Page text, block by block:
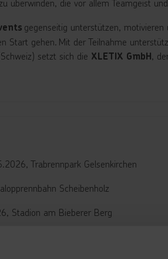
zu überwinden, die vor allem Teamgeist
gegenseitig unterstützen,
Start gehen. Mit der Teilnahme
setzt sich die XLETIX GmbH,
Trabrennpark Gelsenkirchen
Scheibenholz
Stadion am Bieberer Berg